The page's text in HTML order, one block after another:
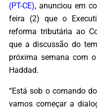
(PT-CE), anunciou em
feira (2) que o
reforma tributária ao
que a discussão do
próxima semana com
Haddad.
“Está sob o comando
vamos começar a